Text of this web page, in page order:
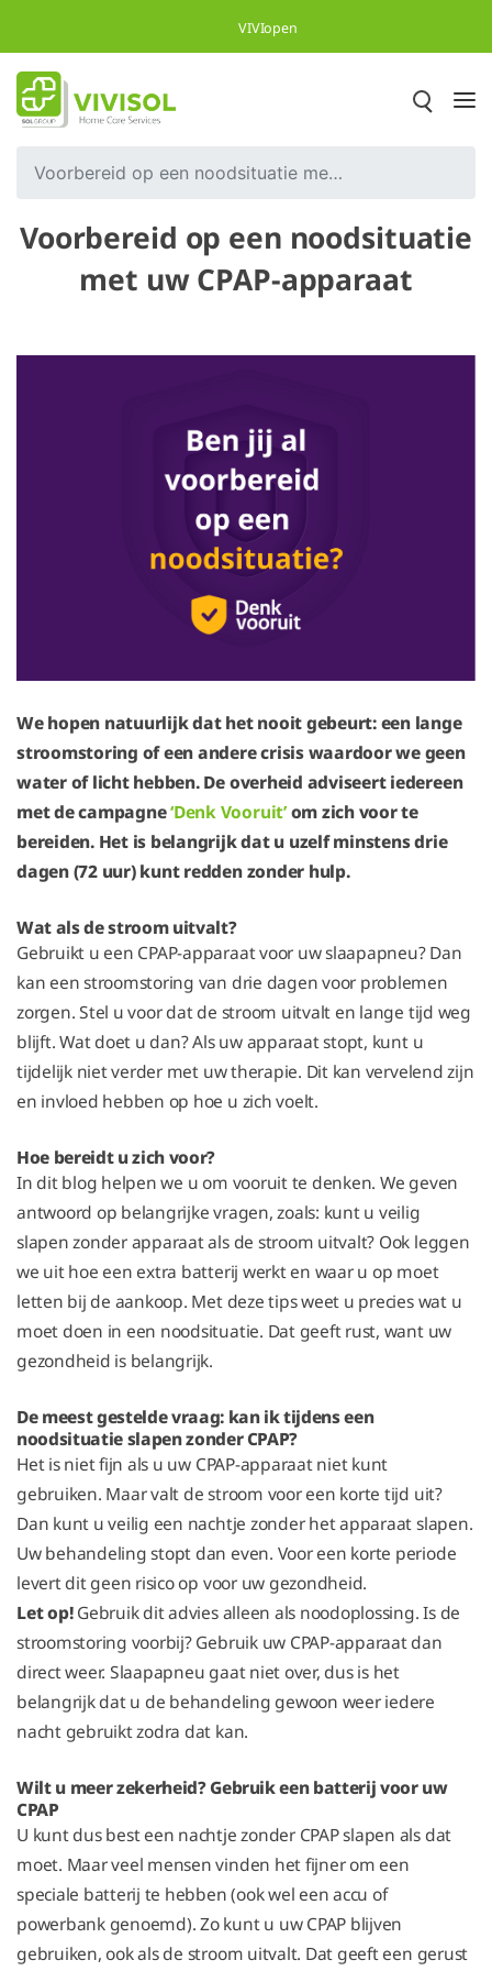
Overslaan en naar hoofdinhoud gaan
VIVIopen
Voorbereid op een noodsituatie met uw CPAP-apparaat
Voorbereid op een noodsituatie
met uw CPAP-apparaat
We hopen natuurlijk dat het nooit gebeurt: een lange
stroomstoring of een andere crisis waardoor we geen
water of licht hebben. De overheid adviseert iedereen
met de campagne‘Denk Vooruit’om zich voor te
bereiden. Het is belangrijk dat u uzelf minstens drie
dagen (72 uur) kunt redden zonder hulp.
Wat als de stroom uitvalt?
Gebruikt u een CPAP-apparaat voor uw slaapapneu? Dan
kan een stroomstoring van drie dagen voor problemen
zorgen. Stel u voor dat de stroom uitvalt en lange tijd weg
blijft. Wat doet u dan? Als uw apparaat stopt, kunt u
tijdelijk niet verder met uw therapie. Dit kan vervelend zijn
en invloed hebben op hoe u zich voelt.
Hoe bereidt u zich voor?
In dit blog helpen we u om vooruit te denken. We geven
antwoord op belangrijke vragen, zoals: kunt u veilig
slapen zonder apparaat als de stroom uitvalt? Ook leggen
we uit hoe een extra batterij werkt en waar u op moet
letten bij de aankoop. Met deze tips weet u precies wat u
moet doen in een noodsituatie. Dat geeft rust, want uw
gezondheid is belangrijk.
De meest gestelde vraag: kan ik tijdens een
noodsituatie slapen zonder CPAP?
Het is niet fijn als u uw CPAP-apparaat niet kunt
gebruiken. Maar valt de stroom voor een korte tijd uit?
Dan kunt u veilig een nachtje zonder het apparaat slapen.
Uw behandeling stopt dan even. Voor een korte periode
levert dit geen risico op voor uw gezondheid.
Let op!Gebruik dit advies alleen als noodoplossing. Is de
stroomstoring voorbij? Gebruik uw CPAP-apparaat dan
direct weer. Slaapapneu gaat niet over, dus is het
belangrijk dat u de behandeling gewoon weer iedere
nacht gebruikt zodra dat kan.
Wilt u meer zekerheid? Gebruik een batterij voor uw
CPAP
U kunt dus best een nachtje zonder CPAP slapen als dat
moet. Maar veel mensen vinden het fijner om een
speciale batterij te hebben (ook wel een accu of
powerbank genoemd). Zo kunt u uw CPAP blijven
gebruiken, ook als de stroom uitvalt. Dat geeft een gerust